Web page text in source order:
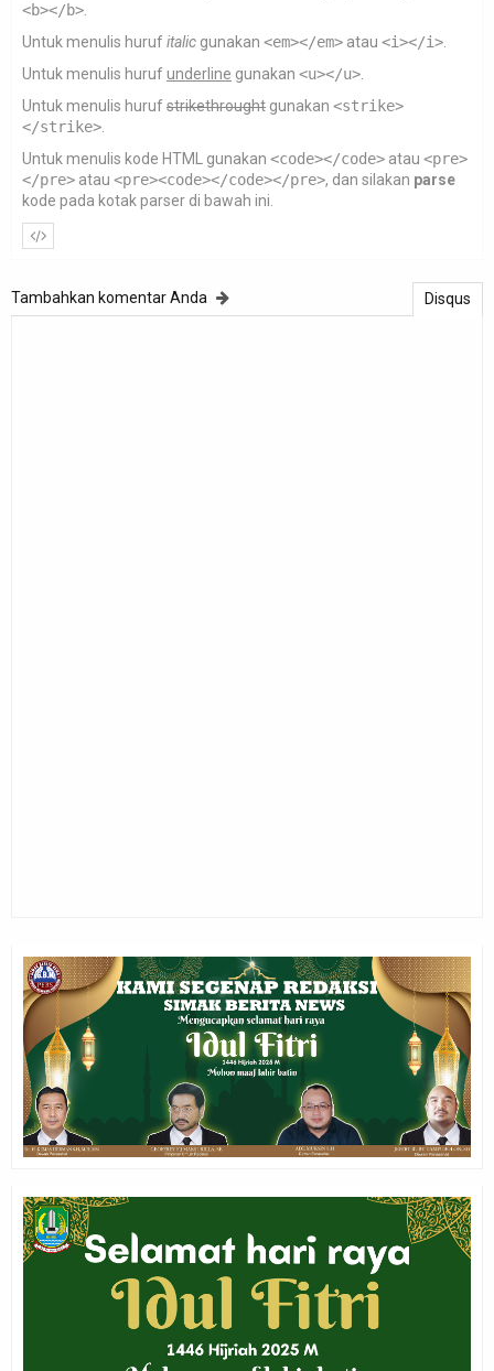
<b></b>
Untuk menulis hurufitalic gunakan <em></em> atau <i></i>
Untuk menulis hurufunderline gunakan <u></u>
Untuk menulis hurufstrikethrought gunakan <strike>
</strike>
Untuk menulis kode HTML gunakan <code></code> atau <pre>
</pre> atau <pre><code></code></pre>, dan silakan parse
kode pada kotak parser di bawah ini.
Disqus
Tambahkan komentar Anda